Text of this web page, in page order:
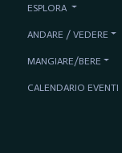
ESPLORA
ANDARE / VEDERE
MANGIARE/BERE
CALENDARIO EVENTI